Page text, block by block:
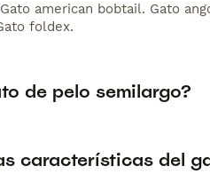
american bobtail. Gato
foldex.
de pelo semilargo?
características del